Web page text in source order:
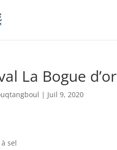
La Bogue d’or
| Juil 9, 2020
sel